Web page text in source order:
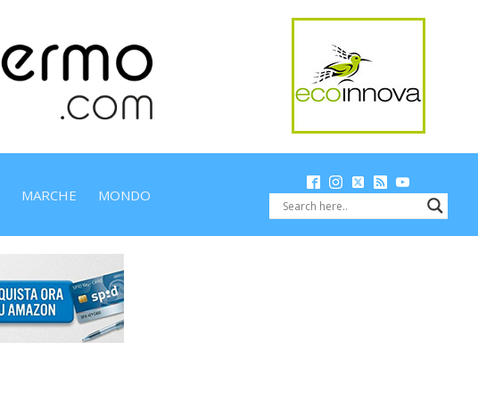
MARCHE MONDO